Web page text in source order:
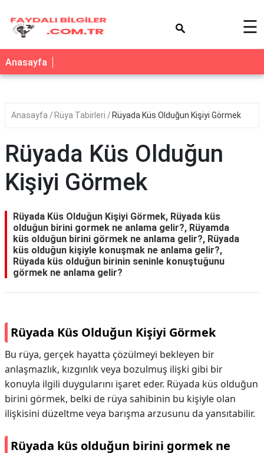
☰
Anasayfa
Anasayfa Rüya Tabirleri Rüyada Küs Olduğun Kişiyi Görmek
Rüyada Küs Olduğun
Kişiyi Görmek
Rüyada Küs Olduğun Kişiyi Görmek, Rüyada küs
olduğun birini gormek ne anlama gelir?, Rüyamda
küs olduğun birini görmek ne anlama gelir?, Rüyada
küs olduğun kişiyle konuşmak ne anlama gelir?,
Rüyada küs olduğun birinin seninle konuştuğunu
görmek ne anlama gelir?
Rüyada Küs Olduğun Kişiyi Görmek
Bu rüya, gerçek hayatta çözülmeyi bekleyen bir
anlaşmazlık, kızgınlık veya bozulmuş ilişki gibi bir
konuyla ilgili duygularını işaret eder. Rüyada küs olduğun
birini görmek, belki de rüya sahibinin bu kişiyle olan
ilişkisini düzeltme veya barışma arzusunu da yansıtabilir.
Rüyada küs olduğun birini gormek ne